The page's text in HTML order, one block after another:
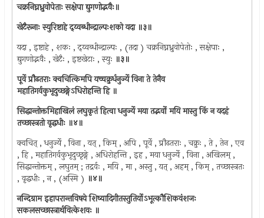
चक्रनिघ्नध्रुवोपेताः सक्षेपा द्युगणोद्भवैः॥
खेटैरूनाः स्युरिष्टाहे द्य्वब्धीन्द्राल्पःशको यदा ॥३॥
यदा , इष्टाहे , शकः , द्य्वब्धीन्द्राल्पः , (तदा ) चक्रनिघ्नध्रुवोपेतोः , सक्षेपाः ,
द्युगणोद्भवैः , खेटैः , इष्टखेटाः , स्युः ॥३॥
पूर्वे प्रौढतराः क्वचित्किमपि यच्चक्रुर्धनुर्ज्ये विना ते तेनैव
महातिगर्वकुभृदुच्छङ्गेऽधिरोहन्ति हि ॥
सिद्धान्तोक्तमिहाखिलं लघुकृतं हित्वा धनुर्ज्ये मया तद्भर्वो मयि मास्तु किं न यदहं
तच्छास्त्रतो वृद्धधीः ॥४॥
क्वचित् , धनुर्ज्ये , विना , यत् , किम् , अपि , पूर्वे , प्रौढतराः , चक्रुः , ते , तेन , एव
, हि , महातिगर्वकुभृदुच्छृङ्गे , अधिरोहन्ति , इह , मया धनुर्ज्ये , विना , अखिलम् ,
सिद्धान्तोक्तम् , लघुतम् ; तद्रर्वः , मयि , मा , अस्तु , यत् , अहम् , किम् , तच्छास्त्रतः
, वृद्धधीः , न , (अस्मि ) ॥४॥
नन्दिग्राम इहापरान्तविषये शिष्यादिगीतस्तुतिर्योऽभूत्कौशिकवंशजः
सकलसच्छास्त्रार्थवित्केशवः ॥